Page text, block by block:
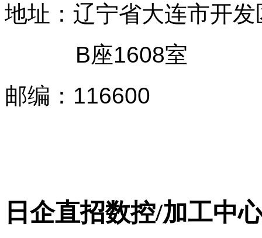
地址：辽宁省大连市开
B座1608室
邮编 ： 116600
日企直招数控/加工中